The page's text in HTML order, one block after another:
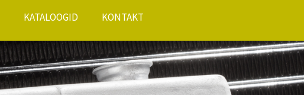
KATALOOGID KONTAKT
Asukoht kaardil